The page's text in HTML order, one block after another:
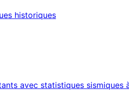
historiques
avec statistiques sismiques